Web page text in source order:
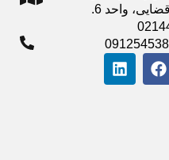
ساختمان دفتر خدمات قضایی، واحد 6.